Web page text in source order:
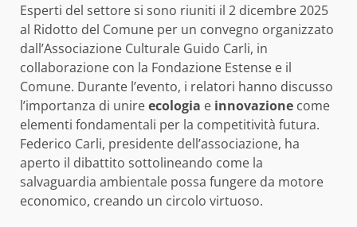
Esperti del settore si sono riuniti il 2 dicembre 2025
al Ridotto del Comune per un convegno organizzato
dall’Associazione Culturale Guido Carli, in
collaborazione con la Fondazione Estense e il
Comune. Durante l’evento, i relatori hanno discusso
l’importanza di unireecologia e innovazione come
elementi fondamentali per la competitività futura.
Federico Carli, presidente dell’associazione, ha
aperto il dibattito sottolineando come la
salvaguardia ambientale possa fungere da motore
economico, creando un circolo virtuoso.